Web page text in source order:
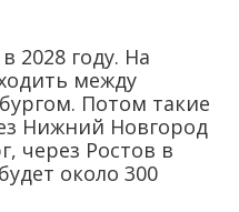
2028 году. На
между
Потом такие
Нижний Новгород
через Ростов в
около 300